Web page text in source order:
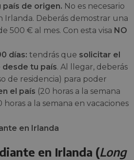
país de origen. No es necesario
Irlanda. Deberás demostrar una
500 € al mes. Con esta visa NO
días: tendrás que solicitar el
tu país. Al llegar, deberás
de residencia) para poder
el país (20 horas a la semana
a la semana en vacaciones
en Irlanda (Long